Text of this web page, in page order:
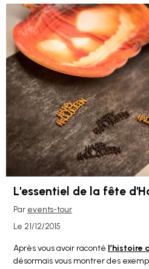
L'essentiel de la fête
Par events-tour
Le 21/12/2015
Après vous avoir raconté l’histoire
désormais vous montrer des